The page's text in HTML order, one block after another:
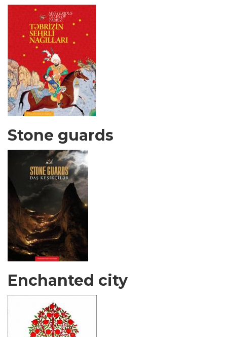
Stone guards
Enchanted city